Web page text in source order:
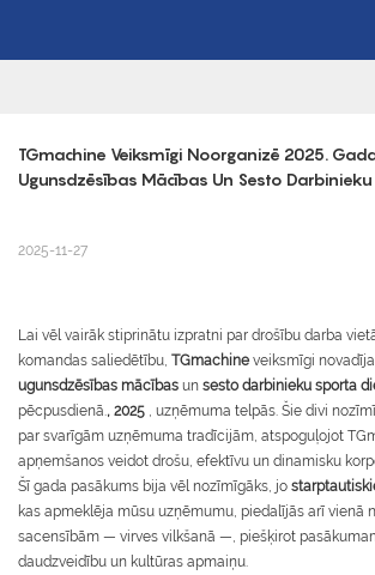
TGmachine Veiksmīgi Noorganizē 2025.
Ugunsdzēsības Mācības Un Sesto
2025-11-27
Lai vēl vairāk stiprinātu izpratni par drošību darba
komandas saliedētību, TGmachineveiksmīgi novadīja
ugunsdzēsības mācības un sesto darbinieku sporta
pēcpusdienā., 2025 , uzņēmuma telpās. Šie divi
par svarīgām uzņēmuma tradīcijām, atspoguļojot
apņemšanos veidot drošu, efektīvu un dinamisku
Šī gada pasākums bija vēl nozīmīgāks, jo
kas apmeklēja mūsu uzņēmumu, piedalījās arī vienā
sacensībām — virves vilkšanā —, piešķirot
daudzveidību un kultūras apmaiņu.